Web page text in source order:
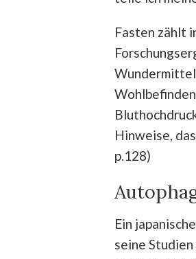
Fasten zählt
Wundermittel
Hinweise,
p.128)
Ein
seine